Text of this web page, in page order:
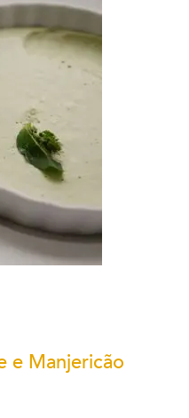
e Manjericão